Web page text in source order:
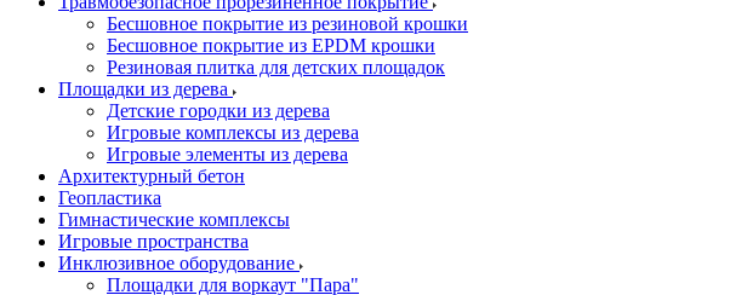
Бесшовное покрытие из резиновой крошки
Бесшовное покрытие из EPDM крошки
Резиновая плитка для детских площадок
Площадки из дерева
Детские городки из дерева
Игровые комплексы из дерева
Игровые элементы из дерева
Архитектурный бетон
Геопластика
Гимнастические комплексы
Игровые пространства
Инклюзивное оборудование
Площадки для воркаут "Пара"